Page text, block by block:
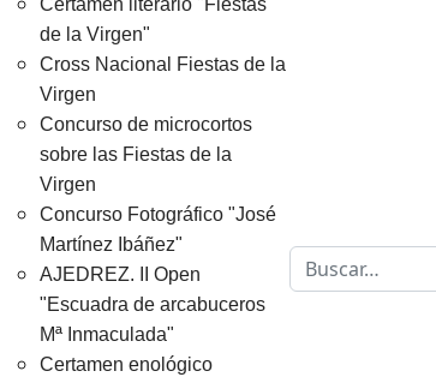
Certamen literario "Fiestas
de la Virgen"
Cross Nacional Fiestas de la
Virgen
Concurso de microcortos
sobre las Fiestas de la
Virgen
Concurso Fotográfico "José
Martínez Ibáñez"
AJEDREZ. II Open
"Escuadra de arcabuceros
Mª Inmaculada"
Certamen enológico
Buscar